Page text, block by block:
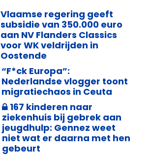
Vlaamse regering geeft
subsidie van 350.000 euro
aan NV Flanders Classics
voor WK veldrijden in
Oostende
“F*ck Europa”:
Nederlandse vlogger toont
migratiechaos in Ceuta
167 kinderen naar
ziekenhuis bij gebrek aan
jeugdhulp: Gennez weet
niet wat er daarna met hen
gebeurt